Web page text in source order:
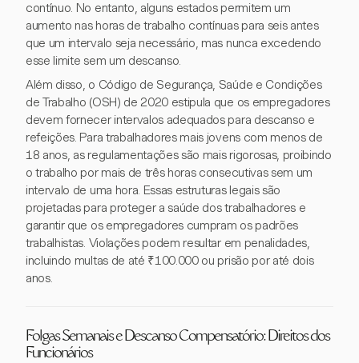
contínuo. No entanto, alguns estados permitem um
aumento nas horas de trabalho contínuas para seis antes
que um intervalo seja necessário, mas nunca excedendo
esse limite sem um descanso.
Além disso, o Código de Segurança, Saúde e Condições
de Trabalho (OSH) de 2020 estipula que os empregadores
devem fornecer intervalos adequados para descanso e
refeições. Para trabalhadores mais jovens com menos de
18 anos, as regulamentações são mais rigorosas, proibindo
o trabalho por mais de três horas consecutivas sem um
intervalo de uma hora. Essas estruturas legais são
projetadas para proteger a saúde dos trabalhadores e
garantir que os empregadores cumpram os padrões
trabalhistas. Violações podem resultar em penalidades,
incluindo multas de até ₹100.000 ou prisão por até dois
anos.
Folgas Semanais e Descanso Compensatório: Direitos dos
Funcionários